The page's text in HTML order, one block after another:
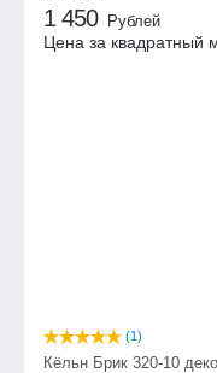
1 450 Рублей
Цена за квадратный
(1)
Кёльн Брик 320-10